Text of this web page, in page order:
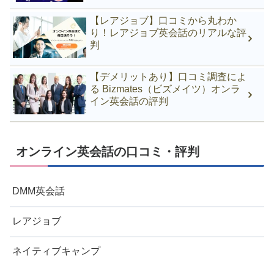
【レアジョブ】口コミから丸わか
り！レアジョブ英会話のリアルな評
判
【デメリットあり】口コミ調査によ
る Bizmates（ビズメイツ）オンラ
イン英会話の評判
オンライン英会話の口コミ・評判
DMM英会話
レアジョブ
ネイティブキャンプ